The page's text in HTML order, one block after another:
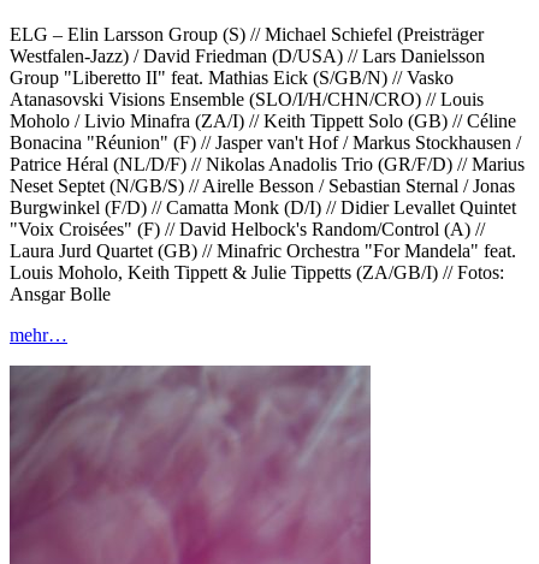
ELG – Elin Larsson Group (S) // Michael Schiefel (Preisträger
Westfalen-Jazz) / David Friedman (D/USA) // Lars Danielsson
Group "Liberetto II" feat. Mathias Eick (S/GB/N) // Vasko
Atanasovski Visions Ensemble (SLO/I/H/CHN/CRO) // Louis
Moholo / Livio Minafra (ZA/I) // Keith Tippett Solo (GB) // Céline
Bonacina "Réunion" (F) // Jasper van't Hof / Markus Stockhausen /
Patrice Héral (NL/D/F) // Nikolas Anadolis Trio (GR/F/D) // Marius
Neset Septet (N/GB/S) // Airelle Besson / Sebastian Sternal / Jonas
Burgwinkel (F/D) // Camatta Monk (D/I) // Didier Levallet Quintet
"Voix Croisées" (F) // David Helbock's Random/Control (A) //
Laura Jurd Quartet (GB) // Minafric Orchestra "For Mandela" feat.
Louis Moholo, Keith Tippett & Julie Tippetts (ZA/GB/I) // Fotos:
Ansgar Bolle
mehr…